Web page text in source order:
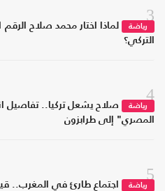
3
رياضة
التركي؟
4
رياضة
صلاح يشعل تركيا.. تفاصيل
المصري" إلى طرابزون
5
رياضة
اجتماع طارئ في المغرب..